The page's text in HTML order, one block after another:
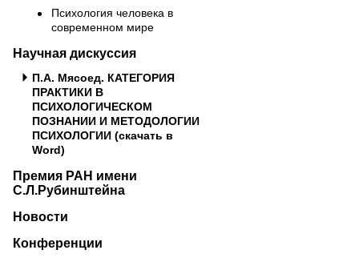
Психология человека в
современном мире
Научная дискуссия
П.А. Мясоед. КАТЕГОРИЯ
ПРАКТИКИ В
ПСИХОЛОГИЧЕСКОМ
ПОЗНАНИИ И МЕТОДОЛОГИИ
ПСИХОЛОГИИ (скачать в
Word)
Премия РАН имени
С.Л.Рубинштейна
Новости
Конференции